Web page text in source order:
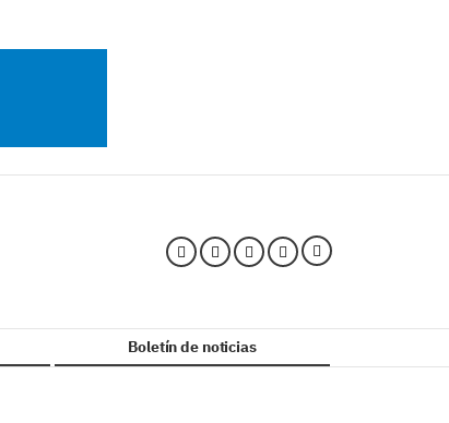
Boletín de noticias